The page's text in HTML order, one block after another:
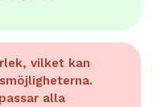
vilket kan
alla